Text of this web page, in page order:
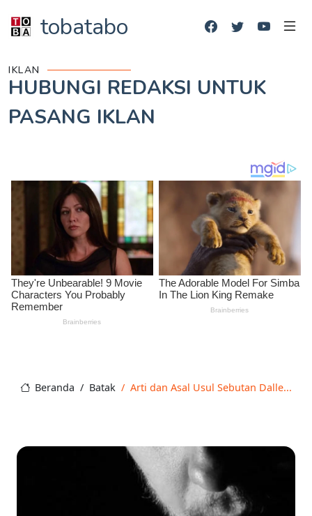
tobatabo
IKLAN
HUBUNGI REDAKSI UNTUK
PASANG IKLAN
Beranda Batak Arti dan Asal Usul Sebutan Dalle...